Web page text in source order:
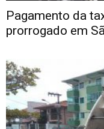
Pagamento da
prorrogado em